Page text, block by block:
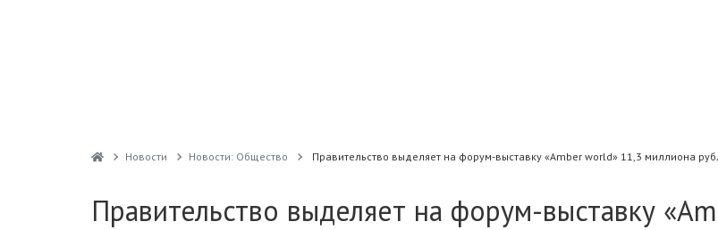
Новости Новости: Общество Правительство выделяет на форум-выставку «Amber world» 11,3 миллиона
Правительство выделяет на форум-выставку